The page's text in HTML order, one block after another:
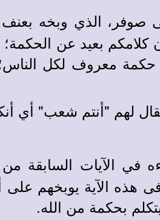
الذي وبخه بعنف
كلامكم بعيد عن
معروف لكل الناس؛
لهم "أنتم شعب" أي
في الآيات السابقة
هذه الآية يوبخهم على
بحكمة من الله.